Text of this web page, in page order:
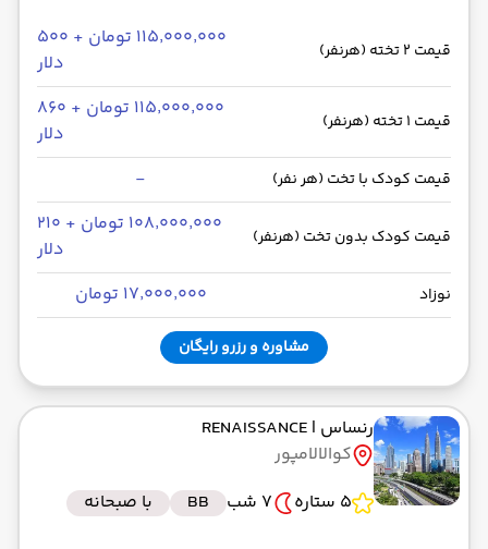
قیمت 2 تخته (هرنفر)
۱۱۵٬۰۰۰٬۰۰۰ تومان + ۵۰۰
دلار
قیمت 1 تخته (هرنفر)
۱۱۵٬۰۰۰٬۰۰۰ تومان + ۸۶۰
دلار
قیمت کودک با تخت (هر نفر) -
قیمت کودک بدون تخت (هرنفر)
۱۰۸٬۰۰۰٬۰۰۰ تومان + ۲۱۰
دلار
نوزاد ۱۷٬۰۰۰٬۰۰۰ تومان
مشاوره و رزرو رایگان
رنساس | RENAISSANCE
کوالالامپور
5 ستاره
7 شب BB با صبحانه